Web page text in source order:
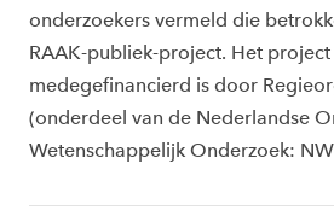
onderzoekers vermeld die
RAAK-publiek-project. Het project
medegefinancierd is door
(onderdeel van de Nederlandse
Wetenschappelijk Onderzoek: